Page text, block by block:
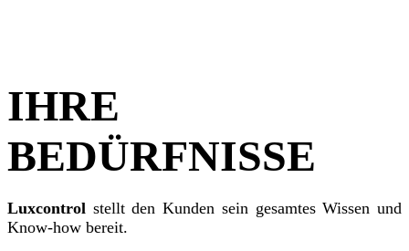
IHRE
BEDÜRFNISSE​
Luxcontrol stellt den Kunden sein gesamtes Wissen und
Know-how bereit.